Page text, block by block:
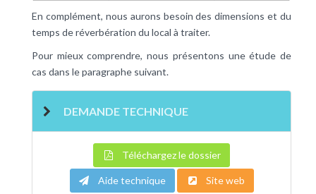
En complément, nous aurons besoin des dimensions et du
temps de réverbération du local à traiter.
Pour mieux comprendre, nous présentons une étude de
cas dans le paragraphe suivant.
DEMANDE TECHNIQUE
Téléchargez le dossier
Aide technique Site web